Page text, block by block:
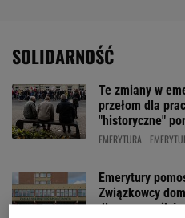
SOLIDARNOŚĆ
Te zmiany w
przełom dla
"historyczne"
EMERYTURA
Emerytury
Związkowcy
dla pracowników